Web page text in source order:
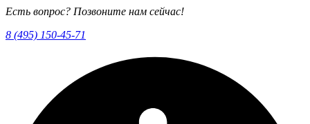
Есть вопрос? Позвоните нам сейчас!
8 (495) 150-45-71